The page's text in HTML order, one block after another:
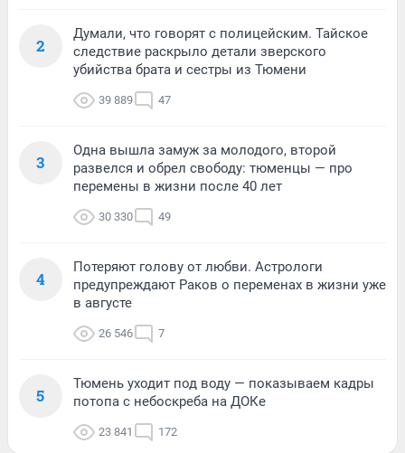
2
Думали, что говорят с полицейским. Тайское
следствие раскрыло детали зверского
убийства брата и сестры из Тюмени
39 889 47
3
Одна вышла замуж за молодого, второй
развелся и обрел свободу: тюменцы — про
перемены в жизни после 40 лет
30 330 49
4
Потеряют голову от любви. Астрологи
предупреждают Раков о переменах в жизни уже
в августе
26 546 7
5
Тюмень уходит под воду — показываем кадры
потопа с небоскреба на ДОКе
23 841 172